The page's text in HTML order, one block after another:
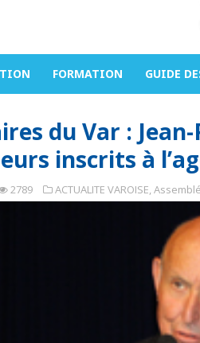
FORMATION GUIDE
du Var :
inscrits à
2789 ACTUALITE VAROISE,